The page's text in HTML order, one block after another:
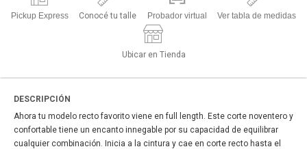
Pickup Express Conocé tu talle Probador virtual Ver tabla de medidas
Ubicar en Tienda
DESCRIPCIÓN
Ahora tu modelo recto favorito viene en full length. Este corte noventero y
confortable tiene un encanto innegable por su capacidad de equilibrar
cualquier combinación. Inicia a la cintura y cae en corte recto hasta el